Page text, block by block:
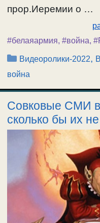
прор.Иеремии о …
#белаяармия, #война,
Рубрики
Видеоролики-2022,
война
Совковые СМИ
сколько бы их